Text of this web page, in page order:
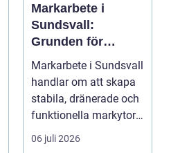
Markarbete i
Sundsvall:
Grunden för
hållbara hus,
vägar och tomter
Markarbete i Sundsvall
handlar om att skapa
stabila, dränerade och
funktionella markytor
som kl...
06 juli 2026